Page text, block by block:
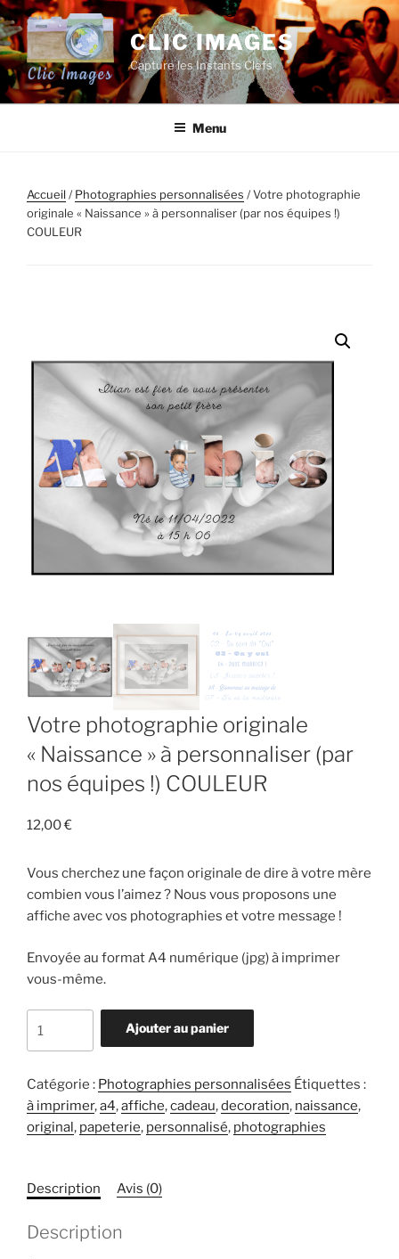
Aller
au
contenu
principal
CLIC IMAGES
Capture les Instants Clefs
Menu
Accueil/Photographies personnalisées / Votre photographie
originale « Naissance » à personnaliser (par nos équipes !)
COULEUR
Votre photographie originale
« Naissance » à personnaliser (par
nos équipes !) COULEUR
12,00€
Vous cherchez une façon originale de dire à votre mère
combien vous l’aimez ? Nous vous proposons une
affiche avec vos photographies et votre message !
Envoyée au format A4 numérique (jpg) à imprimer
vous-même.
de
photographie
originale
"Naissance"
(par
équipes
Ajouter au panier
Catégorie : Photographies personnalisées Étiquettes :
à imprimer,a4,affiche,cadeau,decoration, naissance,
original, papeterie, personnalisé, photographies
Description Avis (0)
Description